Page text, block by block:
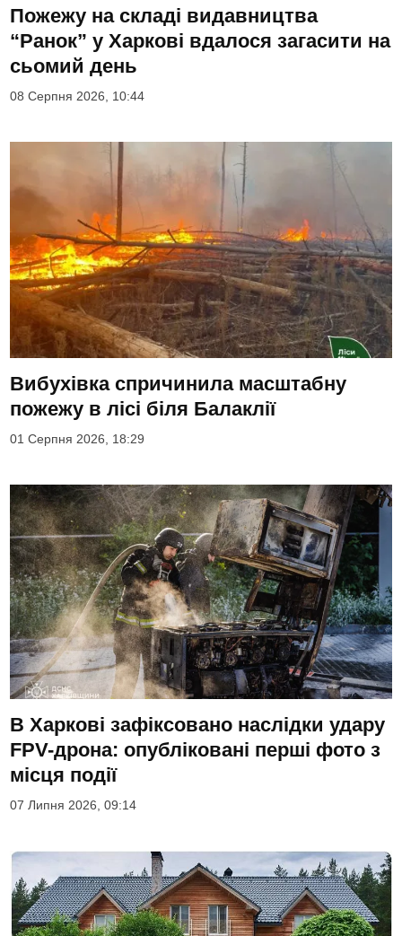
Пожежу на складі видавництва
“Ранок” у Харкові вдалося загасити на
сьомий день
08 Серпня 2026, 10:44
Вибухівка спричинила масштабну
пожежу в лісі біля Балаклії
01 Серпня 2026, 18:29
В Харкові зафіксовано наслідки удару
FPV-дрона: опубліковані перші фото з
місця події
07 Липня 2026, 09:14